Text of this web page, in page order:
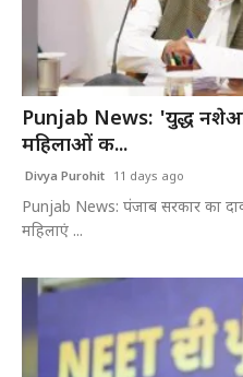
Punjab News: 'युद्ध
महिलाओं क...
Divya Purohit 11 days ago
Punjab News: पंजाब सरकार का
महिलाएं ...